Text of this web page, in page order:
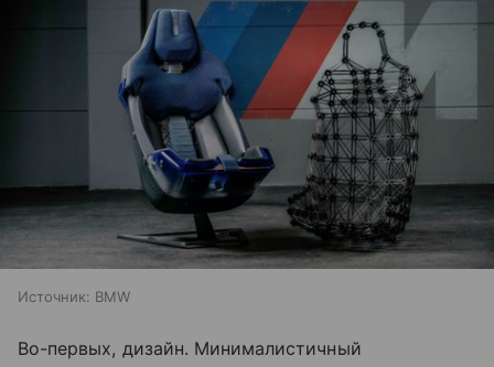
Источник: BMW
Во-первых, дизайн. Минималистичный